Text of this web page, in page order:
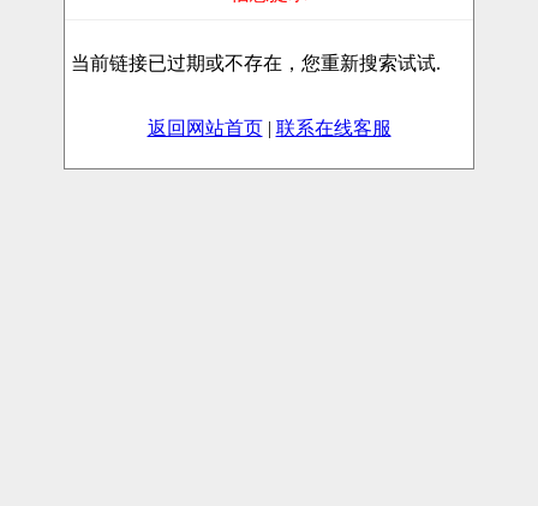
当前链接已过期或不存在，您重新搜索试试.
返回网站首页| 联系在线客服